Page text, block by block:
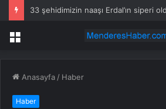
33 şehidimizin naaşı Erdal’ın siperi
Menü
Anasayfa / Haber
Haber